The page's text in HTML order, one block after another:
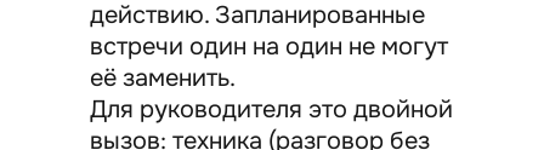
действию. Запланированные
встречи один на один не могут
её заменить.
Для руководителя это двойной
вызов: техника (разговор без